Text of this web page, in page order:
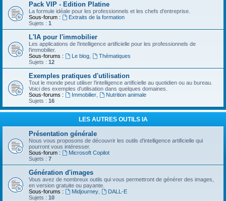
Pack VIP - Edition Platine
La formule idéale pour les professionnels et les chefs d'entreprise.
Sous-forum :
Extraits de la formation
Sujets : 1
L'IA pour l'immobilier
Les applications de l'intelligence artificielle pour les professionnels de
l'immobilier.
Sous-forums :
Le blog,
Thématiques
Sujets : 12
Exemples pratiques d'utilisation
Tout le monde peut utiliser l'intelligence artificielle au quotidien ou au bureau.
Voici des exemples d'utilisation dans quelques domaines.
Sous-forums :
Immobilier,
Nutrition animale
Sujets : 16
LES AUTRES OUTILS IA
Présentation générale
Nous vous proposons de découvrir les outils d'intelligence artificielle qui
pourront vous intéresser.
Sous-forum :
Microsoft Copilot
Sujets : 7
Génération d'images
Vous avez de nombreux outils qui vous permettront de générer des images,
en version gratuite ou payante.
Sous-forums :
Midjourney,
DALL-E
Sujets : 10